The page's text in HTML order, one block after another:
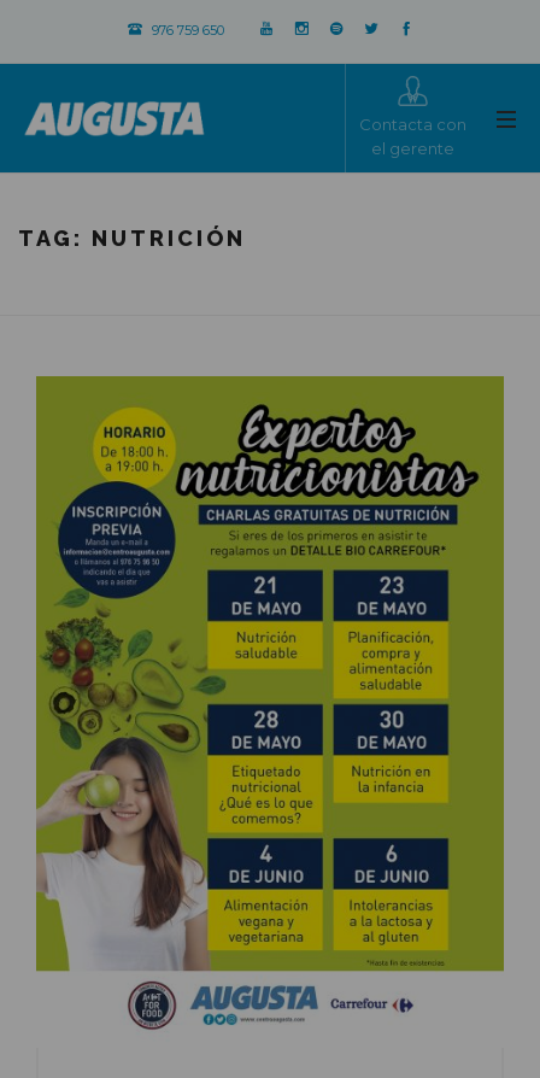
976 759 650
Contacta con
el gerente
TAG: NUTRICIÓN